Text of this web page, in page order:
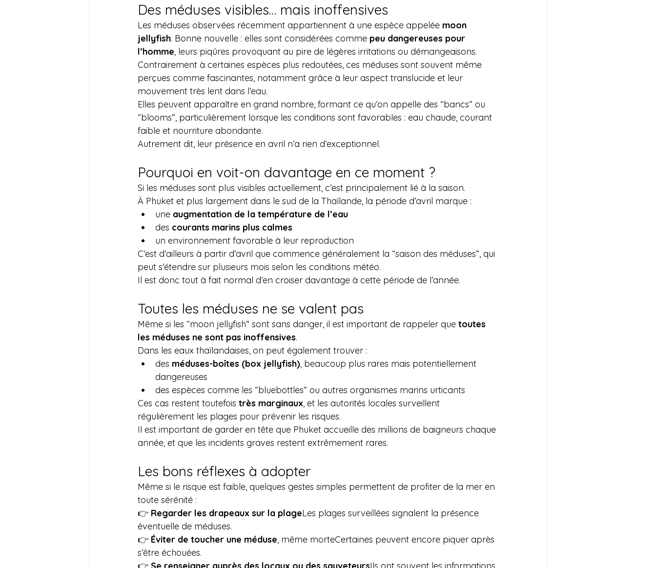
Des méduses visibles… mais inoffensives
Les méduses observées récemment appartiennent à une espèce appelée moon
jellyfish. Bonne nouvelle : elles sont considérées comme peu dangereuses pour
l’homme, leurs piqûres provoquant au pire de légères irritations ou démangeaisons.
Contrairement à certaines espèces plus redoutées, ces méduses sont souvent même
perçues comme fascinantes, notamment grâce à leur aspect translucide et leur
mouvement très lent dans l’eau.
Elles peuvent apparaître en grand nombre, formant ce qu’on appelle des “bancs” ou
“blooms”, particulièrement lorsque les conditions sont favorables : eau chaude, courant
faible et nourriture abondante.
Autrement dit, leur présence en avril n’a rien d’exceptionnel.
Pourquoi en voit-on davantage en ce moment ?
Si les méduses sont plus visibles actuellement, c’est principalement lié à la saison.
À Phuket et plus largement dans le sud de la Thaïlande, la période d’avril marque :
une augmentation de la température de l’eau
des courants marins plus calmes
un environnement favorable à leur reproduction
C’est d’ailleurs à partir d’avril que commence généralement la “saison des méduses”, qui
peut s’étendre sur plusieurs mois selon les conditions météo.
Il est donc tout à fait normal d’en croiser davantage à cette période de l’année.
Toutes les méduses ne se valent pas
Même si les “moon jellyfish” sont sans danger, il est important de rappeler que toutes
les méduses ne sont pas inoffensives.
Dans les eaux thaïlandaises, on peut également trouver :
des méduses-boîtes (box jellyfish), beaucoup plus rares mais potentiellement
dangereuses
des espèces comme les “bluebottles” ou autres organismes marins urticants
Ces cas restent toutefois très marginaux, et les autorités locales surveillent
régulièrement les plages pour prévenir les risques.
Il est important de garder en tête que Phuket accueille des millions de baigneurs chaque
année, et que les incidents graves restent extrêmement rares.
Les bons réflexes à adopter
Même si le risque est faible, quelques gestes simples permettent de profiter de la mer en
toute sérénité :
👉 Regarder les drapeaux sur la plageLes plages surveillées signalent la présence
éventuelle de méduses.
👉 Éviter de toucher une méduse, même morteCertaines peuvent encore piquer après
s’être échouées.
👉 Se renseigner auprès des locaux ou des sauveteursIls ont souvent les informations